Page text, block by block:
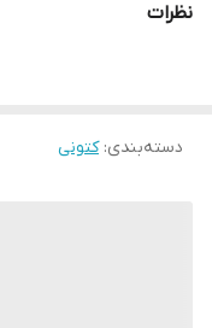
نظرات
دسته‌بندی:کتونی